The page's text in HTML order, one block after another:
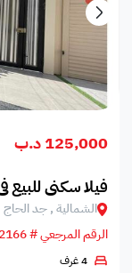
125,000 د.ب
فيلا سكني للبيع في
الشمالية , جد الحاج
الرقم المرجعي # 2166
4 غرف